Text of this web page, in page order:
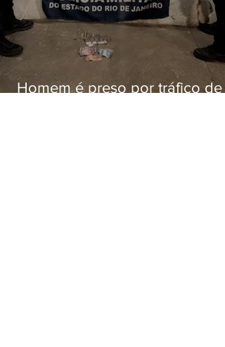
Homem é preso por tráfico de